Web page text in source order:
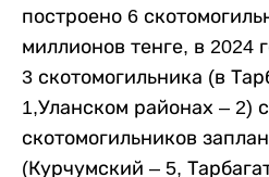
построено 6
миллионов тенге, в 2024
3 скотомогильника (в
1,Уланском районах – 2)
скотомогильников
(Курчумский – 5,